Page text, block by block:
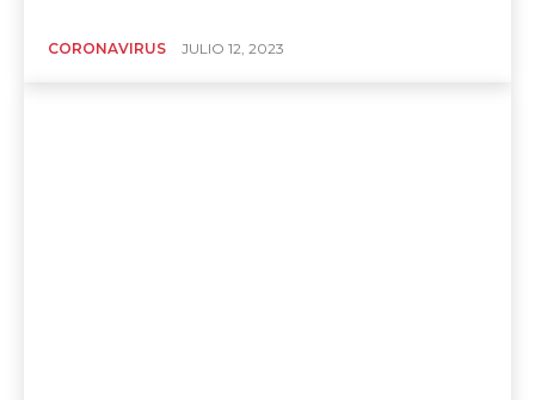
CORONAVIRUS JULIO 12, 2023